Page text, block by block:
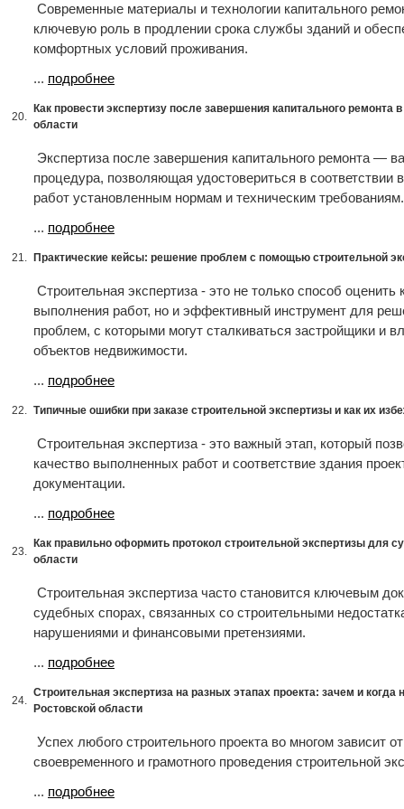
Современные материалы и технологии капитального
ключевую роль в продлении срока службы зданий и
комфортных условий проживания.
... подробнее
20.
Как провести экспертизу после завершения капитального ремонта
области
Экспертиза после завершения капитального ремонта —
процедура, позволяющая удостовериться в соответствии
работ установленным нормам и техническим требованиям.
... подробнее
21. Практические кейсы: решение проблем с помощью строительной
Строительная экспертиза - это не только способ оценить
выполнения работ, но и эффективный инструмент для
проблем, с которыми могут сталкиваться застройщики и
объектов недвижимости.
... подробнее
22. Типичные ошибки при заказе строительной экспертизы и как их
Строительная экспертиза - это важный этап, который
качество выполненных работ и соответствие здания
документации.
... подробнее
23.
Как правильно оформить протокол строительной экспертизы для
области
Строительная экспертиза часто становится ключевым
судебных спорах, связанных со строительными
нарушениями и финансовыми претензиями.
... подробнее
24.
Строительная экспертиза на разных этапах проекта: зачем и когда
Ростовской области
Успех любого строительного проекта во многом зависит от
своевременного и грамотного проведения строительной
... подробнее